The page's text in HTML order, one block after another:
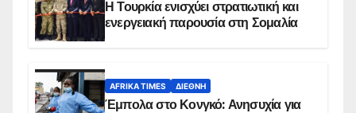
Η Τουρκία ενισχύει στρατιωτική και
ενεργειακή παρουσία στη Σομαλία
AFRIKA TIMES ΔΙΕΘΝΉ
Έμπολα στο Κονγκό: Ανησυχία για